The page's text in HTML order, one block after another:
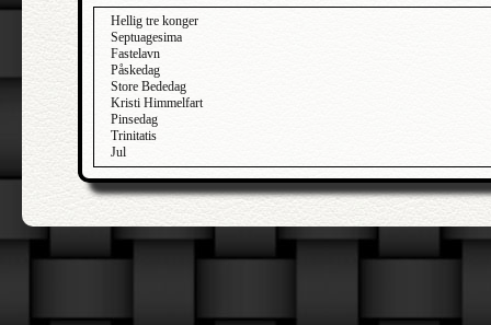
Hellig tre konger
Septuagesima
Fastelavn
Påskedag
Store Bededag
Kristi Himmelfart
Pinsedag
Trinitatis
Jul